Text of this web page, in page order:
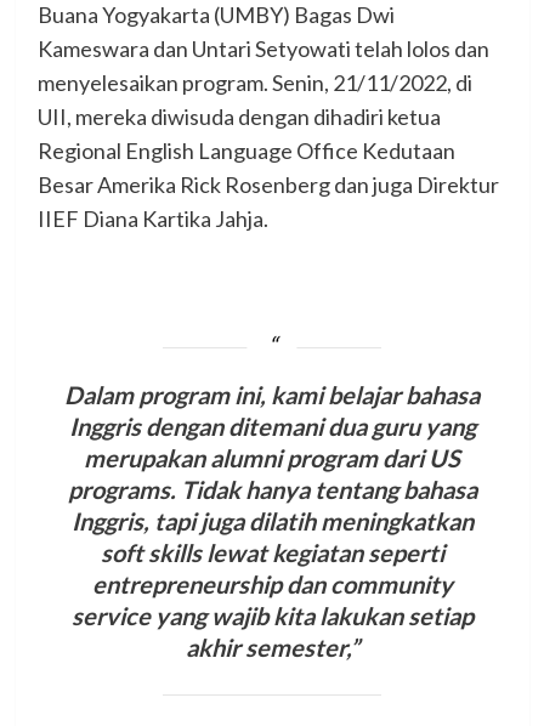
Buana Yogyakarta (UMBY) Bagas Dwi
Kameswara dan Untari Setyowati telah lolos dan
menyelesaikan program. Senin, 21/11/2022, di
UII, mereka diwisuda dengan dihadiri ketua
Regional English Language Office Kedutaan
Besar Amerika Rick Rosenberg dan juga Direktur
IIEF Diana Kartika Jahja.
Dalam program ini, kami belajar bahasa
Inggris dengan ditemani dua guru yang
merupakan alumni program dari US
programs. Tidak hanya tentang bahasa
Inggris, tapi juga dilatih meningkatkan
soft skills lewat kegiatan seperti
entrepreneurship dan community
service yang wajib kita lakukan setiap
akhir semester,”